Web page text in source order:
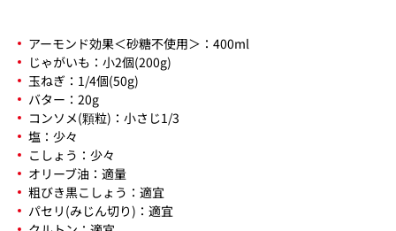
アーモンド効果＜砂糖不使用＞：400ml
じゃがいも：小2個(200g)
玉ねぎ：1/4個(50g)
バター：20g
コンソメ(顆粒)：小さじ1/3
塩：少々
こしょう：少々
オリーブ油：適量
粗びき黒こしょう：適宜
パセリ(みじん切り)：適宜